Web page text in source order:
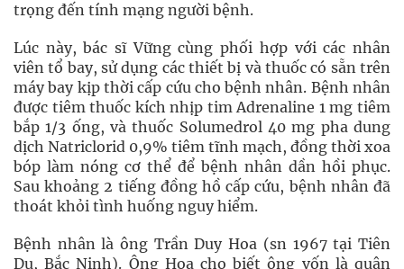
trọng đến tính mạng người bệnh.
Lúc này, bác sĩ Vững cùng phối hợp với các nhân
viên tổ bay, sử dụng các thiết bị và thuốc có sẵn trên
máy bay kịp thời cấp cứu cho bệnh nhân. Bệnh nhân
được tiêm thuốc kích nhịp tim Adrenaline 1 mg tiêm
bắp 1/3 ống, và thuốc Solumedrol 40 mg pha dung
dịch Natriclorid 0,9% tiêm tĩnh mạch, đồng thời xoa
bóp làm nóng cơ thể để bệnh nhân dần hồi phục.
Sau khoảng 2 tiếng đồng hồ cấp cứu, bệnh nhân đã
thoát khỏi tình huống nguy hiểm.
Bệnh nhân là ông Trần Duy Hoa (sn 1967 tại Tiên
Du, Bắc Ninh). Ông Hoa cho biết ông vốn là quân